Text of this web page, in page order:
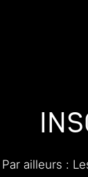
Par ailleurs :